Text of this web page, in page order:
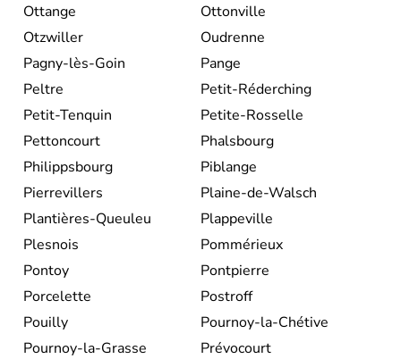
Ottange
Ottonville
Otzwiller
Oudrenne
Pagny-lès-Goin
Pange
Peltre
Petit-Réderching
Petit-Tenquin
Petite-Rosselle
Pettoncourt
Phalsbourg
Philippsbourg
Piblange
Pierrevillers
Plaine-de-Walsch
Plantières-Queuleu
Plappeville
Plesnois
Pommérieux
Pontoy
Pontpierre
Porcelette
Postroff
Pouilly
Pournoy-la-Chétive
Pournoy-la-Grasse
Prévocourt